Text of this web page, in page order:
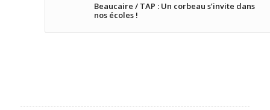
Beaucaire / TAP : Un corbeau s’invite dans
nos écoles !